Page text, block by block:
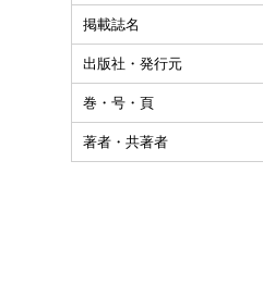
掲載誌名
出版社・発行元
巻・号・頁
著者・共著者